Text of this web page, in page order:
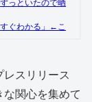
スリリース
関心を集めて